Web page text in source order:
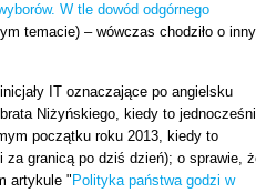
W tle dowód odgórnego
temacie) – wówczas chodziło o inny
IT oznaczające po angielsku
Niżyńskiego, kiedy to
początku roku 2013, kiedy to
za granicą po dziś dzień); o sprawie,
artykule " Polityka państwa godzi w